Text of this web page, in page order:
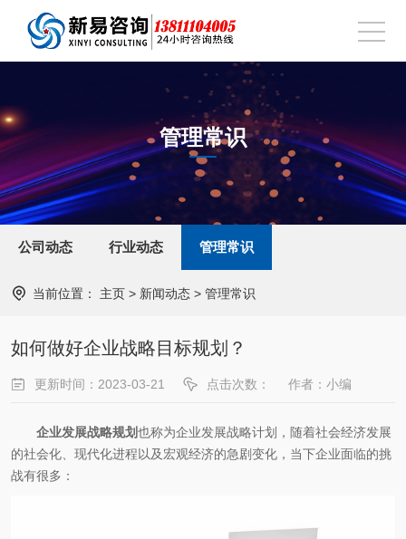
管理常识
公司动态 行业动态 管理常识
当前位置： 主页 > 新闻动态 > 管理常识
如何做好企业战略目标规划？
更新时间：2023-03-21 点击次数： 作者：小编
企业发展战略规划也称为企业发展战略计划，随着社会经济发展
的社会化、现代化进程以及宏观经济的急剧变化，当下企业面临的挑
战有很多：